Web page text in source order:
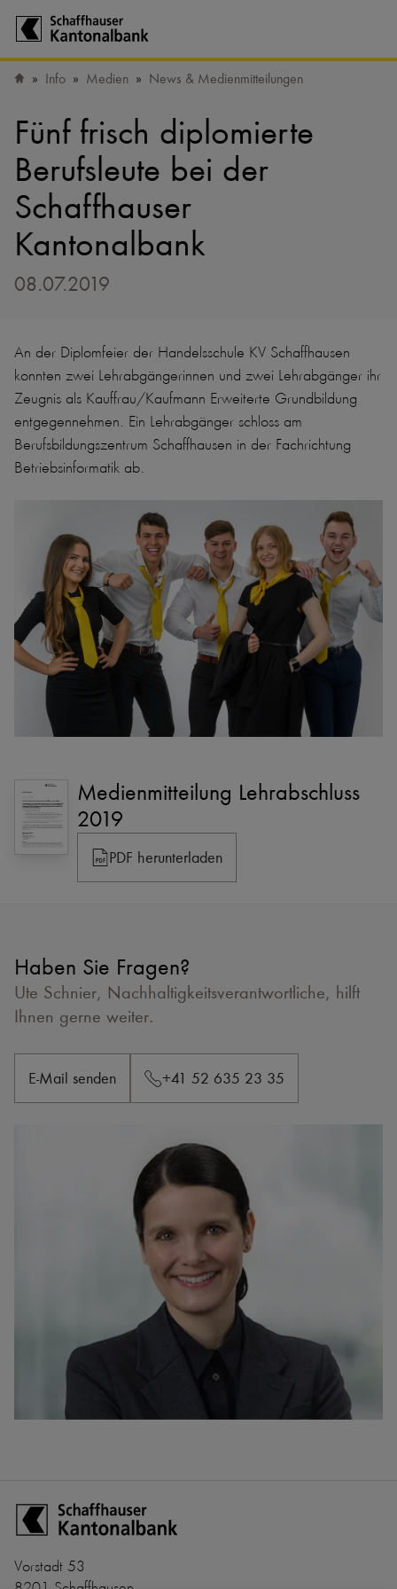
Info Medien News & Medienmitteilungen
Fünf frisch diplomierte
Berufsleute bei der
Schaffhauser
Kantonalbank
08.07.2019
An der Diplomfeier der Handelsschule KV Schaffhausen
konnten zwei Lehrabgängerinnen und zwei Lehrabgänger ihr
Zeugnis als Kauffrau/Kaufmann Erweiterte Grundbildung
entgegennehmen. Ein Lehrabgänger schloss am
Berufsbildungszentrum Schaffhausen in der Fachrichtung
Betriebsinformatik ab.
Medienmitteilung Lehrabschluss
2019
PDF herunterladen
Haben Sie Fragen?
Ute Schnier, Nachhaltigkeitsverantwortliche, hilft
Ihnen gerne weiter.
E-Mail senden +41 52 635 23 35
Vorstadt 53